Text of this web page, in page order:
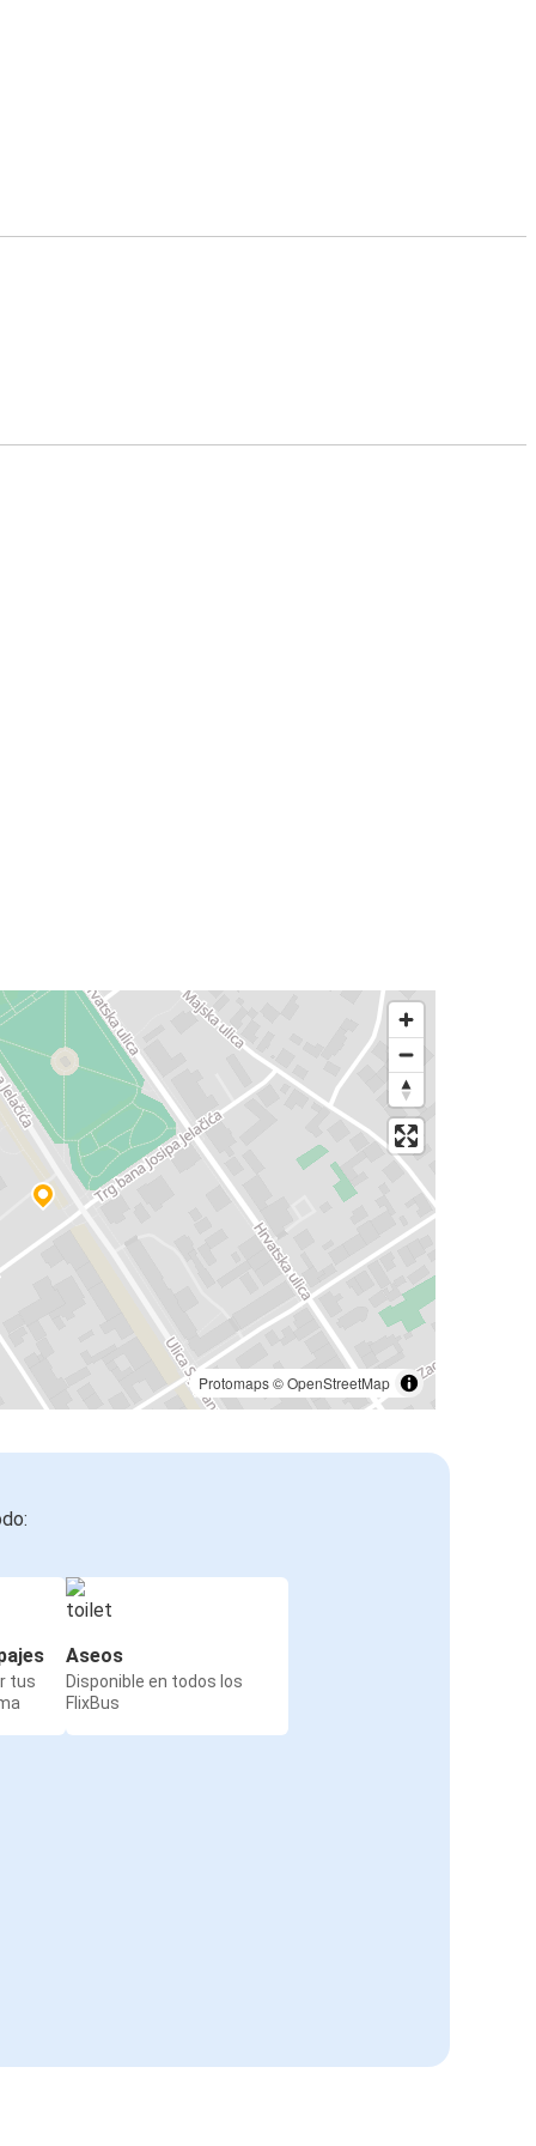
Protomaps©OpenStreetMap
tus
Aseos
Disponible en todos los
FlixBus